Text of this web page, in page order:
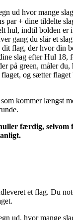
ud hvor mange
par + dine tildelte
hul, indtil bolden er
gang du slår et
flag, der hvor din
slag efter Hul 18,
på green, måler
og sætter flaget
kommer længst
færdig, selvom
et flag. Du
ud, hvor mange